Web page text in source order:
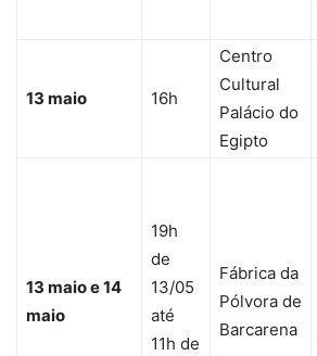
13 maio 16h
Centro
Cultural
Palácio do
Egipto
13 maio e 14
maio
19h
de
13/05
até
11h de
Fábrica da
Pólvora de
Barcarena